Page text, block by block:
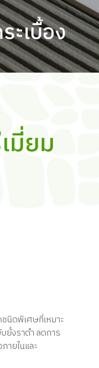
เบื้อง
มี่ยม
ชนิดพิเศษที่เหมาะ
ยั้งราดำ ลดการ
ายในและ